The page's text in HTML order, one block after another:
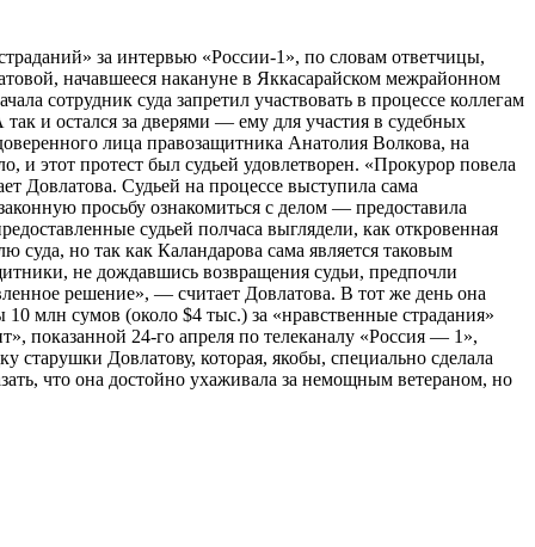
за интервью «России-1», по словам ответчицы,
начавшееся накануне в Яккасарайском межрайонном
сотрудник суда запретил участвовать в процессе коллегам
и остался за дверями — ему для участия в судебных
лица правозащитника Анатолия Волкова, на
этот протест был судьей удовлетворен. «Прокурор повела
Довлатова. Судьей на процессе выступила сама
просьбу ознакомиться с делом — предоставила
судьей полчаса выглядели, как откровенная
но так как Каландарова сама является таковым
не дождавшись возвращения судьи, предпочли
решение», — считает Довлатова. В тот же день она
млн сумов (около $4 тыс.) за «нравственные страдания»
показанной 24-го апреля по телеканалу «Россия — 1»,
старушки Довлатову, которая, якобы, специально сделала
что она достойно ухаживала за немощным ветераном, но